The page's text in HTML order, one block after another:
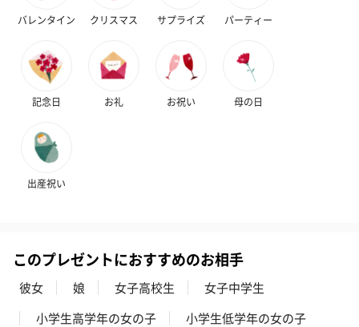
生花のブーケを同梱します。
※9-15時にご注文いただく場合、最短のお届け可能日が通常より
も1日遅くなります。
シーズンブーケ（ひま
わり）（1,880円）
ブーケ（ホワイトグリ
ーン）（1,650円）
バレンタイン クリスマス サプライズ パーティー
記念日 お礼 お祝い 母の日
出産祝い
このプレゼントにおすすめのお相手
彼女 娘 女子高校生
女子中学生
小学生高学年の女の子
小学生低学年の女の子